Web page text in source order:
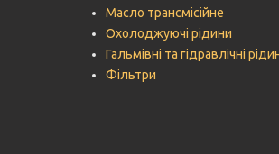
Масло трансмісійне
Охолоджуючі рідини
Гальмівні та гідравлічні
Фільтри